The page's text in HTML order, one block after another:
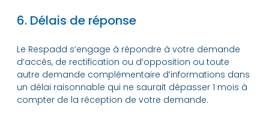
6. Délais de réponse
Le Respadd s’engage à répondre à votre demande
d’accès, de rectification ou d’opposition ou toute
autre demande complémentaire d’informations dans
un délai raisonnable qui ne saurait dépasser 1 mois à
compter de la réception de votre demande.